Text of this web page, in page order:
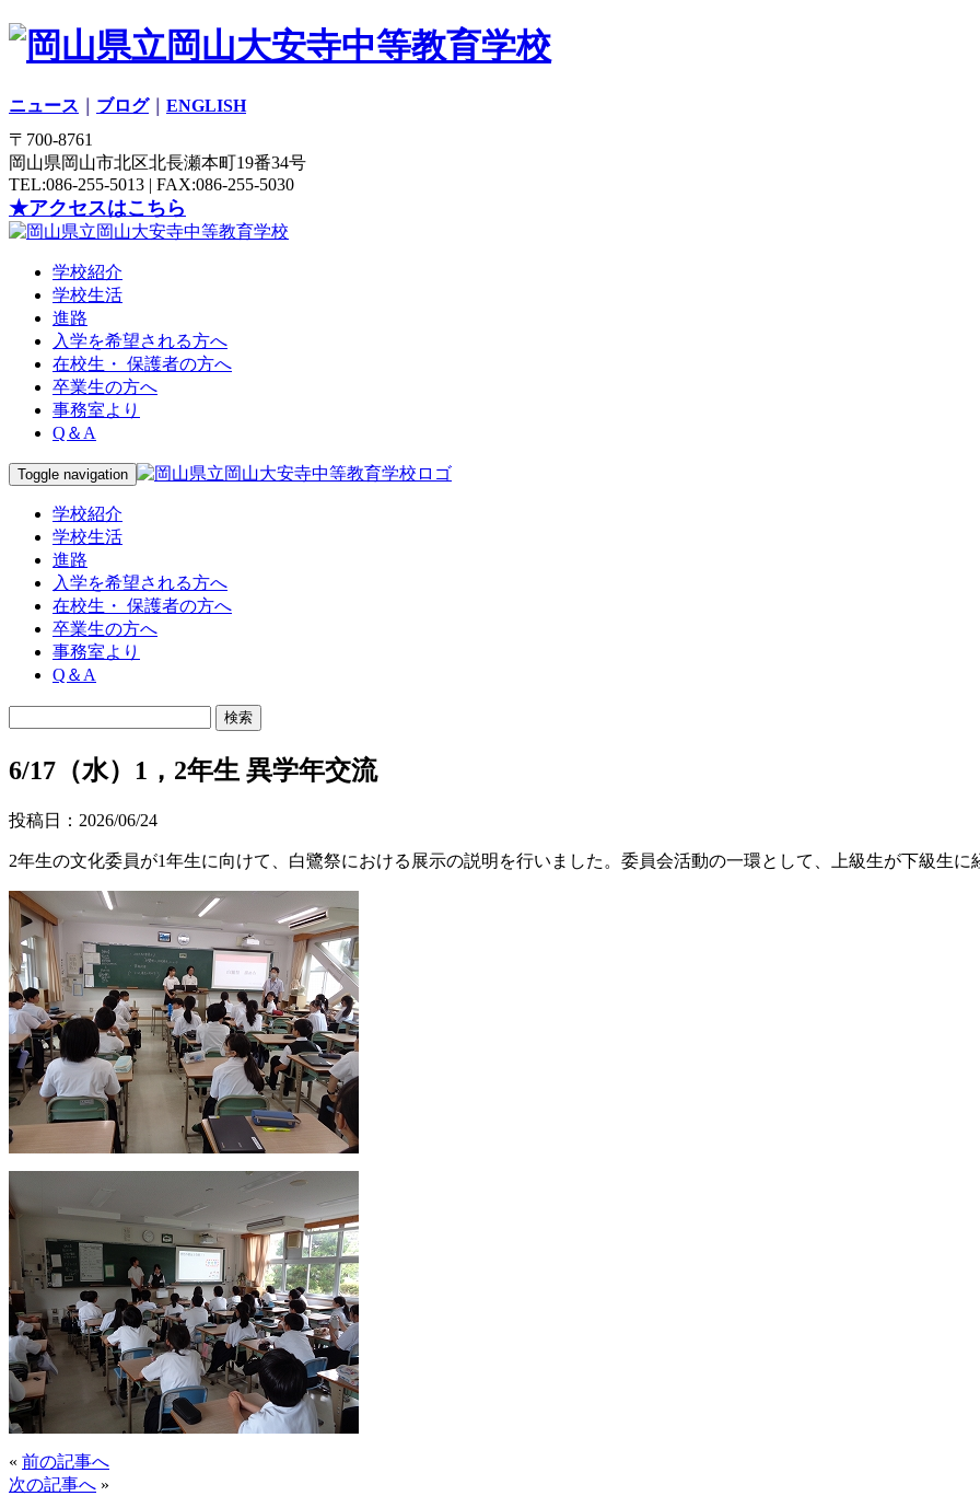
ニュース ブログ｜ ENGLISH
〒700-8761
岡山県岡山市北区北長瀬本町19番34号
TEL:086-255-5013 | FAX:086-255-5030
★アクセスはこちら
学校紹介
学校生活
進路
入学を希望される方へ
在校生・ 保護者の方へ
卒業生の方へ
事務室より
Q＆A
Toggle navigation
学校紹介
学校生活
進路
入学を希望される方へ
在校生・ 保護者の方へ
卒業生の方へ
事務室より
Q＆A
6/17（水）1，2年生 異学年交流
投稿日：2026/06/24
2年生の文化委員が1年生に向けて、白鷺祭における展示の説明を行いました。委員会活動の一環として、上級生が下級生に
« 前の記事へ
次の記事へ »